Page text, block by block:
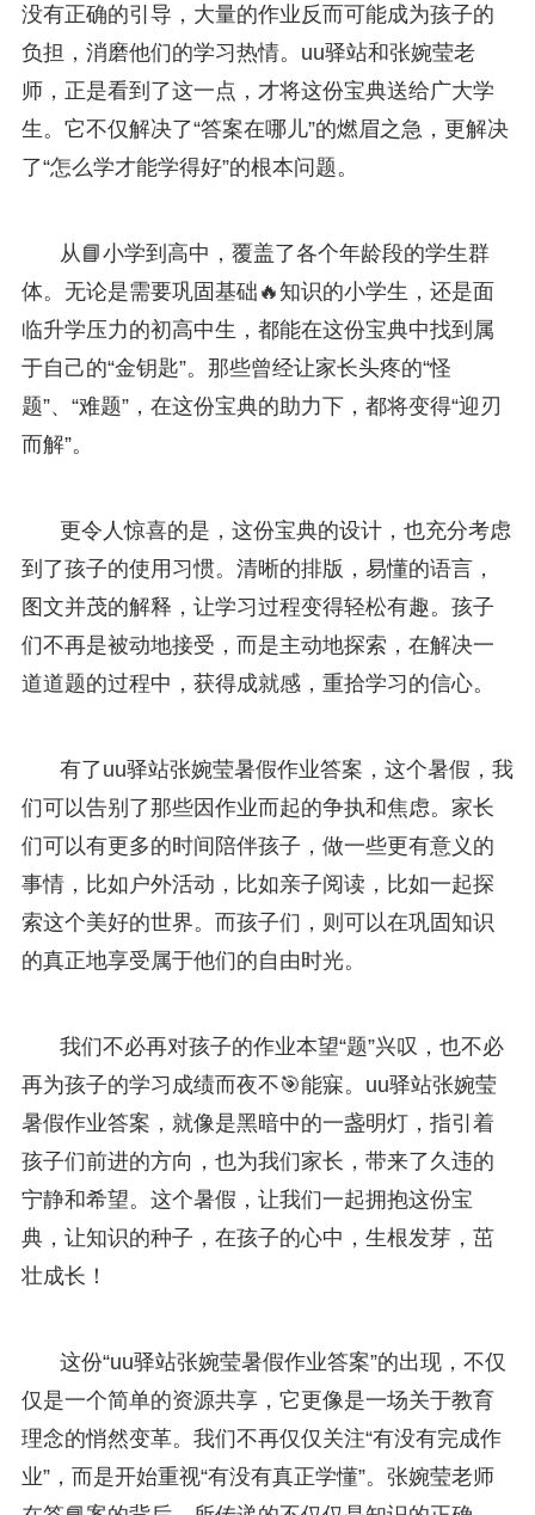
没有正确的引导，大量的作业反而可能成为孩子的
负担，消磨他们的学习热情。uu驿站和张婉莹老
师，正是看到了这一点，才将这份宝典送给广大学
生。它不仅解决了“答案在哪儿”的燃眉之急，更解决
了“怎么学才能学得好”的根本问题。
从📘小学到高中，覆盖了各个年龄段的学生群
体。无论是需要巩固基础🔥知识的小学生，还是面
临升学压力的初高中生，都能在这份宝典中找到属
于自己的“金钥匙”。那些曾经让家长头疼的“怪
题”、“难题”，在这份宝典的助力下，都将变得“迎刃
而解”。
更令人惊喜的是，这份宝典的设计，也充分考虑
到了孩子的使用习惯。清晰的排版，易懂的语言，
图文并茂的解释，让学习过程变得轻松有趣。孩子
们不再是被动地接受，而是主动地探索，在解决一
道道题的过程中，获得成就感，重拾学习的信心。
有了uu驿站张婉莹暑假作业答案，这个暑假，我
们可以告别了那些因作业而起的争执和焦虑。家长
们可以有更多的时间陪伴孩子，做一些更有意义的
事情，比如户外活动，比如亲子阅读，比如一起探
索这个美好的世界。而孩子们，则可以在巩固知识
的真正地享受属于他们的自由时光。
我们不必再对孩子的作业本望“题”兴叹，也不必
再为孩子的学习成绩而夜不🎯能寐。uu驿站张婉莹
暑假作业答案，就像是黑暗中的一盏明灯，指引着
孩子们前进的方向，也为我们家长，带来了久违的
宁静和希望。这个暑假，让我们一起拥抱这份宝
典，让知识的种子，在孩子的心中，生根发芽，茁
壮成长！
这份“uu驿站张婉莹暑假作业答案”的出现，不仅
仅是一个简单的资源共享，它更像是一场关于教育
理念的悄然变革。我们不再仅仅关注“有没有完成作
业”，而是开始重视“有没有真正学懂”。张婉莹老师